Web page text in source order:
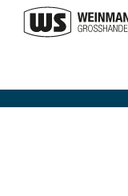
AFRISO - Ersatzteile